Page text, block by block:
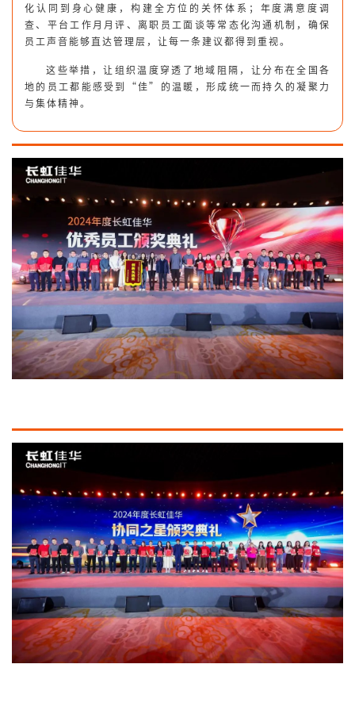
化认同到身心健康，构建全方位的关怀体系；年度满意度调
查、平台工作月月评、离职员工面谈等常态化沟通机制，确保
员工声音能够直达管理层，让每一条建议都得到重视。
这些举措，让组织温度穿透了地域阻隔，让分布在全国各
地的员工都能感受到“佳”的温暖，形成统一而持久的凝聚力
与集体精神。